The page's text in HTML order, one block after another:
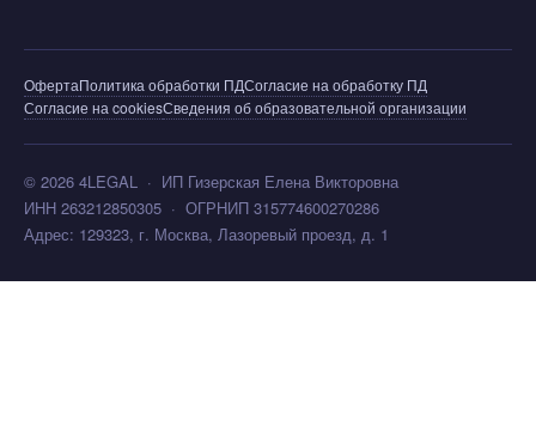
ОфертаПолитика обработки ПДСогласие на обработку ПД
Согласие на cookiesСведения об образовательной организации
© 2026 4LEGAL · ИП Гизерская Елена Викторовна
ИНН 263212850305 · ОГРНИП 315774600270286
Адрес: 129323, г. Москва, Лазоревый проезд, д. 1